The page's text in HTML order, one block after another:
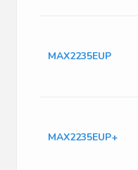
MAX2235EUP
MAX2235EUP+